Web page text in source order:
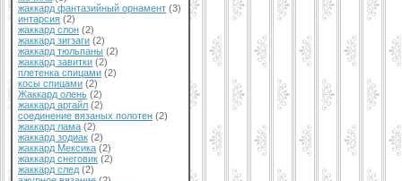
жаккард фантазийный орнамент (3)
интарсия (2)
жаккард слон (2)
жаккард зигзаги (2)
жаккард тюльпаны (2)
жаккард завитки (2)
плетенка спицами (2)
косы спицами (2)
Жаккард олень (2)
жаккард аргайл (2)
соединение вязаных полотен (2)
жаккард лама (2)
жаккард зодиак (2)
жаккард Мексика (2)
жаккард снеговик (2)
жаккард след (2)